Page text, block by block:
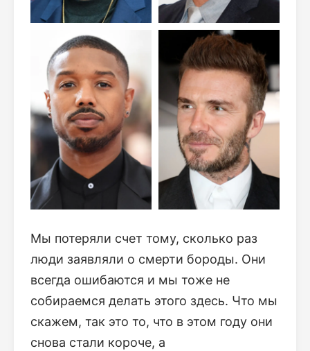
Мы потеряли счет тому, сколько раз
люди заявляли о смерти бороды. Они
всегда ошибаются и мы тоже не
собираемся делать этого здесь. Что мы
скажем, так это то, что в этом году они
снова стали короче, а